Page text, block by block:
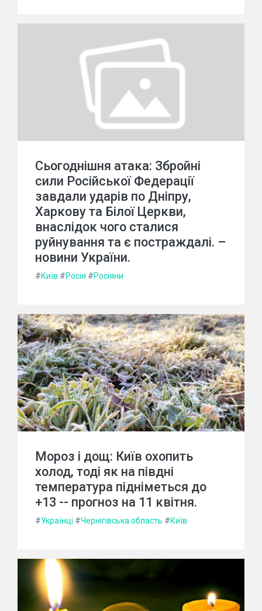
Сьогоднішня атака: Збройні
сили Російської Федерації
завдали ударів по Дніпру,
Харкову та Білої Церкви,
внаслідок чого сталися
руйнування та є постраждалі. –
новини України.
#Київ #Росія #Росіяни
Мороз і дощ: Київ охопить
холод, тоді як на півдні
температура підніметься до
+13 -- прогноз на 11 квітня.
#Українці #Чернігівська область #Київ